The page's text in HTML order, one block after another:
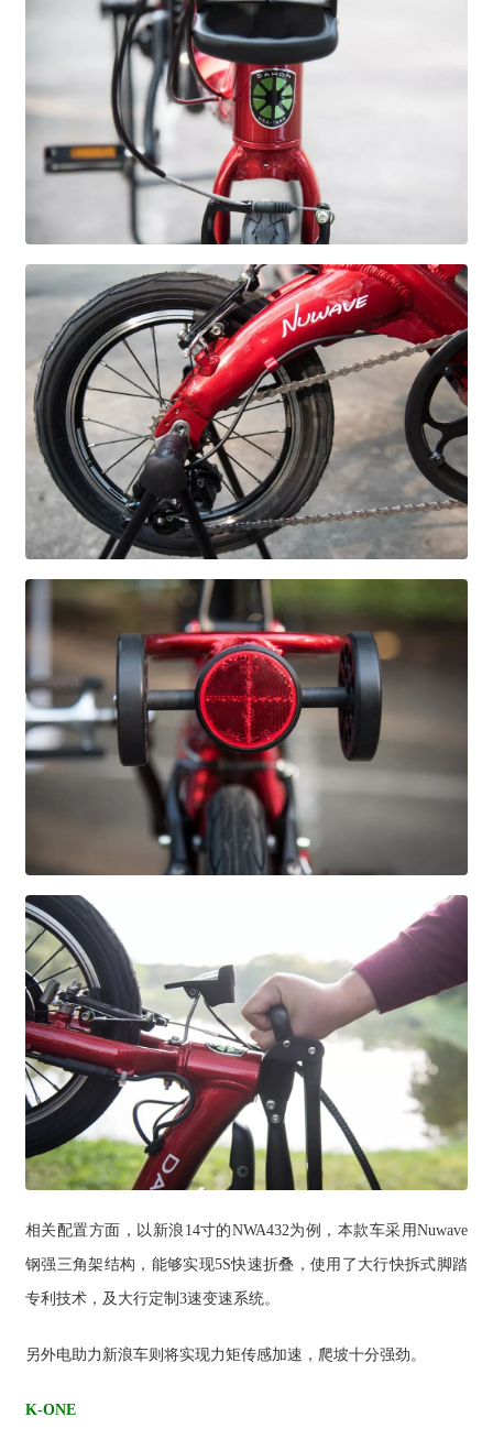
相关配置方面，以新浪14寸的NWA432为例，本款车采用Nuwave
钢强三角架结构，能够实现5S快速折叠，使用了大行快拆式脚踏
专利技术，及大行定制3速变速系统。
另外电助力新浪车则将实现力矩传感加速，爬坡十分强劲。
K-ONE